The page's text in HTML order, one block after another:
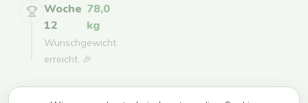
Woche
12
78,0
kg
Wunschgewicht
erreicht. 🎉